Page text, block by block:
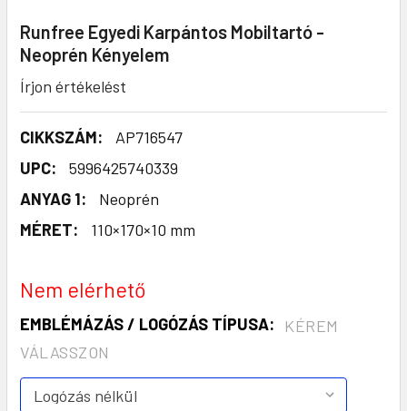
Runfree Egyedi Karpántos Mobiltartó -
Neoprén Kényelem
Írjon értékelést
CIKKSZÁM:
AP716547
UPC:
5996425740339
ANYAG 1:
Neoprén
MÉRET:
110×170×10 mm
Nem elérhető
EMBLÉMÁZÁS / LOGÓZÁS TÍPUSA:
KÉREM
VÁLASSZON